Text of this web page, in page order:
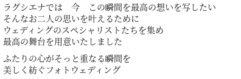
ラグシエナでは 今 この瞬間を最高の想いを写したい
そんなお二人の思いを叶えるために
ウェディングのスペシャリストたちを集め
最高の舞台を用意いたしました
ふたりの心がそっと重なる瞬間を
美しく紡ぐフォトウェディング